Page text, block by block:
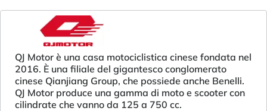
QJ Motor è una casa motociclistica cinese fondata nel
2016. È una filiale del gigantesco conglomerato
cinese Qianjiang Group, che possiede anche Benelli.
QJ Motor produce una gamma di moto e scooter con
cilindrate che vanno da 125 a 750 cc.